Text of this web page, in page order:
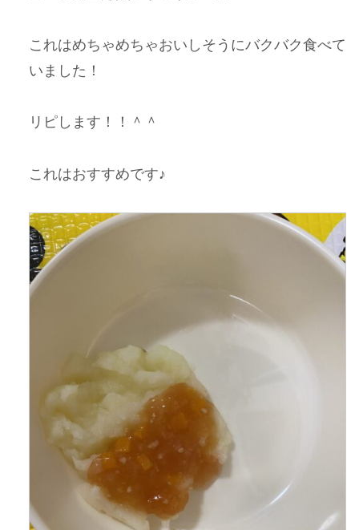
これはめちゃめちゃおいしそうにバクバク食べて
いました！
リピします！！＾＾
これはおすすめです♪